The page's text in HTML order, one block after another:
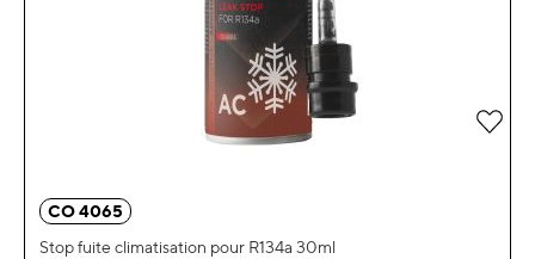
CO 4065
Stop fuite climatisation pour R134a 30ml